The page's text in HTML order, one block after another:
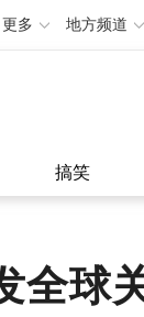
更多 地方频道
搞笑
全球